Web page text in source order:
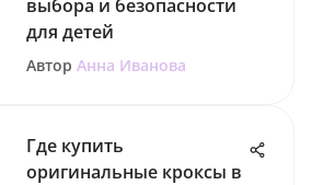
выбора и безопасности
для детей
Автор Анна Иванова
Где купить
оригинальные кроксы в